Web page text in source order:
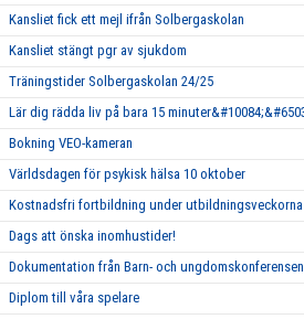
Kansliet fick ett mejl ifrån Solbergaskolan
Kansliet stängt pgr av sjukdom
Träningstider Solbergaskolan 24/25
Lär dig rädda liv på bara 15
Bokning VEO-kameran
Världsdagen för psykisk hälsa 10 oktober
Kostnadsfri fortbildning under utbildningsveckorna
Dags att önska inomhustider!
Dokumentation från Barn- och ungdomskonferensen
Diplom till våra spelare